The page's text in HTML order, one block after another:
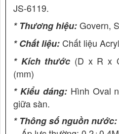
JS-6119.
* Thương hiệu:Govern,
* Chất liệu: Chất liệu
* Kích thước (D x R x
(mm)
* Kiểu dáng:Hình Oval
giữa sàn.
* Thông số nguồn nước: